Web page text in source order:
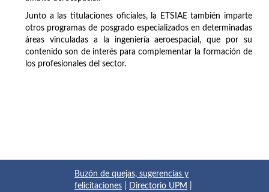
Junto a las titulaciones oficiales, la ETSIAE también imparte
otros programas de posgrado especializados en determinadas
áreas vinculadas a la ingeniería aeroespacial, que por su
contenido son de interés para complementar la formación de
los profesionales del sector.
Buzón de quejas, sugerencias y
felicitaciones
Directorio UPM